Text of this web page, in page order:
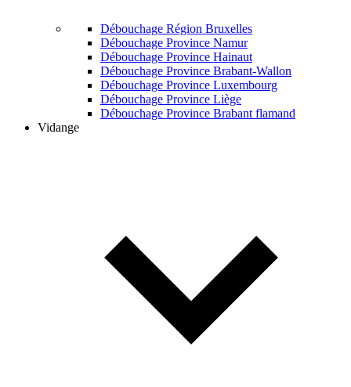
Débouchage Région Bruxelles
Débouchage Province Namur
Débouchage Province Hainaut
Débouchage Province Brabant-Wallon
Débouchage Province Luxembourg
Débouchage Province Liège
Débouchage Province Brabant flamand
Vidange